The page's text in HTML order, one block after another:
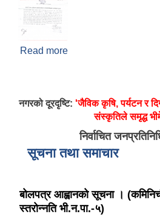
Read more
नगरको दूरदृष्टि: 'जैविक कृषि, पर्यटन र
संस्कृतिले समृद्ध
निर्वाचित
सूचना तथा समाचार
बोलपत्र आह्वानको सूचना ।
स्तरोन्नति भी.न.पा.-५)